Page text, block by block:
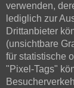
verwenden,
lediglich zur
Drittanbieter
(unsichtbare
für statistische
"Pixel-Tags"